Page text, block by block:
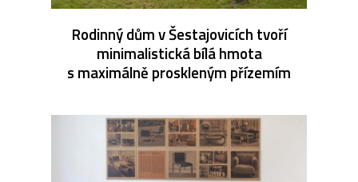
Rodinný dům v Šestajovicích tvoří
minimalistická bílá hmota
s maximálně proskleným přízemím